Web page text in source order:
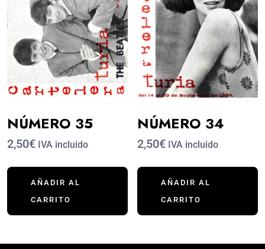
NÚMERO 35
2,50€ IVA incluido
AÑADIR AL
CARRITO
NÚMERO 34
2,50€ IVA incluido
AÑADIR AL
CARRITO